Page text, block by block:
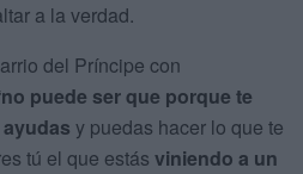
a la verdad.
del Príncipe con
no puede ser que porque te
y puedas hacer lo que te
tú el que estás viniendo a un